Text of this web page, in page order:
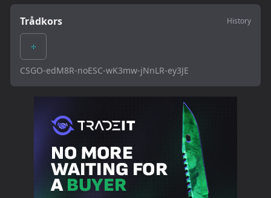
Trådkors History
CSGO-edM8R-noESC-wK3mw-jNnLR-ey3JE